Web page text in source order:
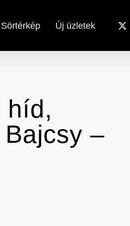
Sörtérkép Új üzletek
x-
híd,
–